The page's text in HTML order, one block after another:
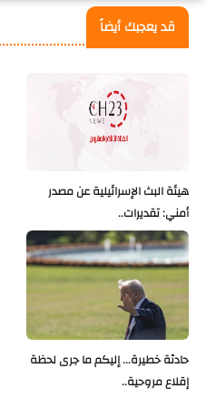
قد يعجبك أيضاً
هيئة البث الإسرائيلية عن مصدر
أمني: تقديرات..
حادثة خطيرة... إليكم ما جرى لحظة
إقلاع مروحية..